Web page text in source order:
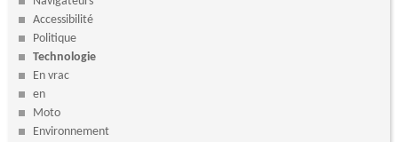
Accessibilité
Politique
Technologie
En vrac
en
Moto
Environnement